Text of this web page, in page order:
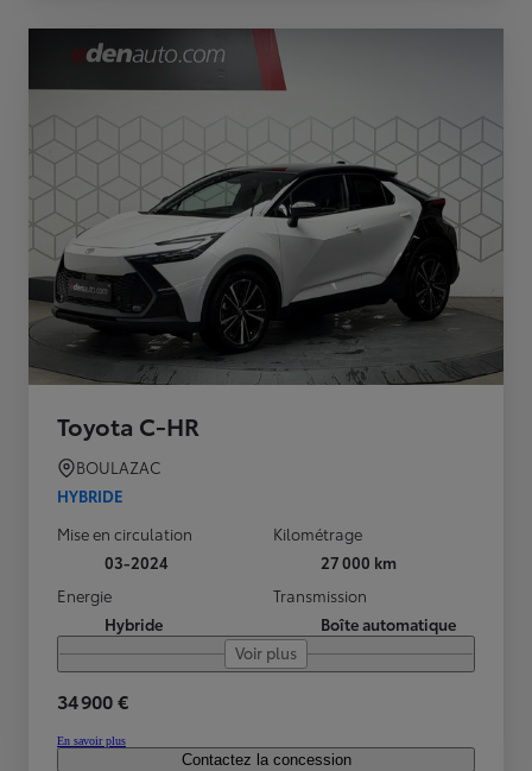
Toyota C-HR
BOULAZAC
HYBRIDE
Mise en circulation
03-2024
Kilométrage
27 000 km
Energie
Hybride
Transmission
Boîte automatique
Voir plus
34 900 €
En savoir plus
Contactez la concession